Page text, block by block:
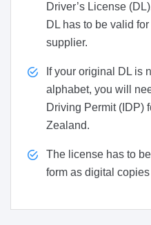
Driver’s License
DL has to be valid
supplier.
If your original DL is
alphabet, you will
Driving Permit (IDP)
Zealand.
The license has to
form as digital